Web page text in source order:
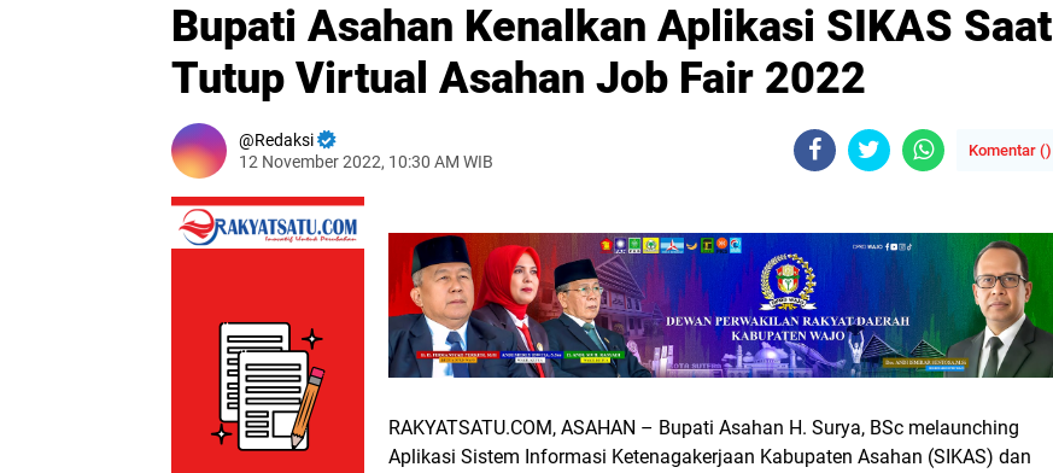
Bupati Asahan Kenalkan Aplikasi SIKAS Saat
Tutup Virtual Asahan Job Fair 2022
Redaksi
12 November 2022, 10:30 AM WIB
Komentar ()
RAKYATSATU.COM, ASAHAN – Bupati Asahan H. Surya, BSc melaunching
Aplikasi Sistem Informasi Ketenagakerjaan Kabupaten Asahan (SIKAS) dan